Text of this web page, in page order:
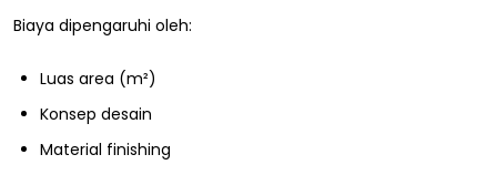
Biaya dipengaruhi oleh:
Luas area (m²)
Konsep desain
Material finishing